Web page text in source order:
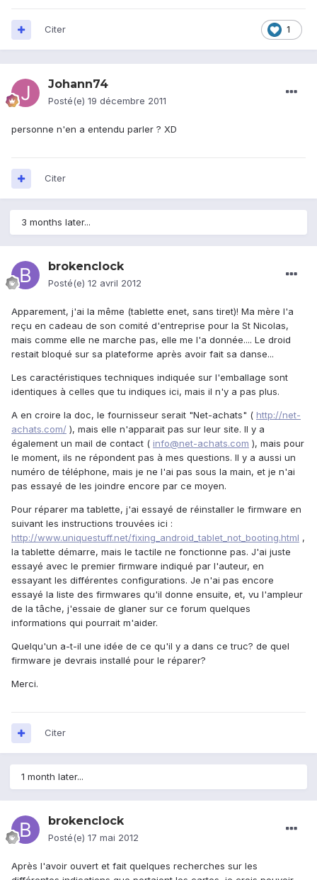
1
Citer
Johann74
Posté(e) 19 décembre 2011
personne n'en a entendu parler ? XD
Citer
3 months later...
brokenclock
Posté(e) 12 avril 2012
Apparement, j'ai la même (tablette enet, sans tiret)! Ma mère l'a
reçu en cadeau de son comité d'entreprise pour la St Nicolas,
mais comme elle ne marche pas, elle me l'a donnée.... Le droid
restait bloqué sur sa plateforme après avoir fait sa danse...
Les caractéristiques techniques indiquée sur l'emballage sont
identiques à celles que tu indiques ici, mais il n'y a pas plus.
A en croire la doc, le fournisseur serait "Net-achats" ( http://net-
achats.com/ ), mais elle n'apparait pas sur leur site. Il y a
également un mail de contact ( info@net-achats.com ), mais pour
le moment, ils ne répondent pas à mes questions. Il y a aussi un
numéro de téléphone, mais je ne l'ai pas sous la main, et je n'ai
pas essayé de les joindre encore par ce moyen.
Pour réparer ma tablette, j'ai essayé de réinstaller le firmware en
suivant les instructions trouvées ici :
http://www.uniquestuff.net/fixing_android_tablet_not_booting.html ,
la tablette démarre, mais le tactile ne fonctionne pas. J'ai juste
essayé avec le premier firmware indiqué par l'auteur, en
essayant les différentes configurations. Je n'ai pas encore
essayé la liste des firmwares qu'il donne ensuite, et, vu l'ampleur
de la tâche, j'essaie de glaner sur ce forum quelques
informations qui pourrait m'aider.
Quelqu'un a-t-il une idée de ce qu'il y a dans ce truc? de quel
firmware je devrais installé pour le réparer?
Merci.
Citer
1 month later...
brokenclock
Posté(e) 17 mai 2012
Après l'avoir ouvert et fait quelques recherches sur les